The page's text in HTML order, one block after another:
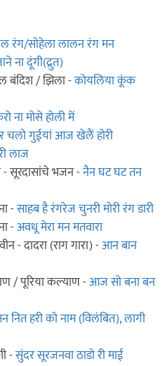
रंग/सोहेला लालन रंग मन
ना दूंगी(द्रुत)
बंदिश / झिला -कोयलिया कूंक
ना मोसे होली में
चलो गुईयां आज खेलैं होरी
लाज
- सूरदासांचे भजन -नैन घट घट तन
-साहब है रंगरेज चुनरी मोरी रंग डारी
-अवधू मेरा मन मतवारा
- दादरा (राग गारा) -आन बान
/ पूरिया कल्याण -आज सो बना बन
नित हरी को नाम (विलंबित), लागी
-सुंदर सूरजनवा ठाडो री माई